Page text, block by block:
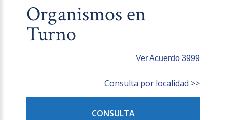
Organismos en
Turno
Ver Acuerdo 3999
Consulta por localidad >>
CONSULTA